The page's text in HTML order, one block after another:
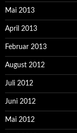
Mai 2013
April 2013
Februar 2013
August 2012
Juli 2012
Juni 2012
Mai 2012